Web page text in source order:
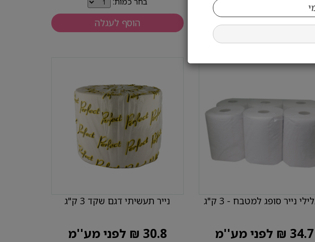
הוסף לעגלה הוסף לעגלה
34.7 ₪ לפני מע''מ
נייר תעשיתי דגם שקד 3 ק"ג
30.8 ₪ לפני מע''מ